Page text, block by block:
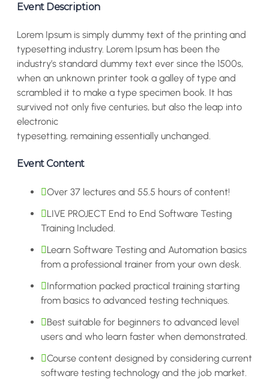
Event Description
Lorem Ipsum is simply dummy text of the printing and
typesetting industry. Lorem Ipsum has been the
industry’s standard dummy text ever since the 1500s,
when an unknown printer took a galley of type and
scrambled it to make a type specimen book. It has
survived not only five centuries, but also the leap into
electronic
typesetting, remaining essentially unchanged.
Event Content
Over 37 lectures and 55.5 hours of content!
LIVE PROJECT End to End Software Testing
Training Included.
Learn Software Testing and Automation basics
from a professional trainer from your own desk.
Information packed practical training starting
from basics to advanced testing techniques.
Best suitable for beginners to advanced level
users and who learn faster when demonstrated.
Course content designed by considering current
software testing technology and the job market.